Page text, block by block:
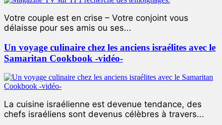
Votre couple est en crise – Votre conjoint vous
délaisse pour ses amis ou ses...
Un voyage culinaire chez les anciens israélites avec le
Samaritan Cookbook -vidéo-
La cuisine israélienne est devenue tendance, des
chefs israéliens sont devenus célèbres à travers...